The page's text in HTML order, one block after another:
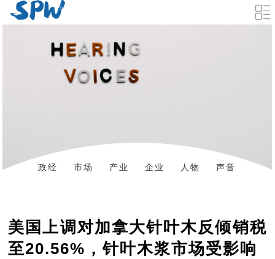
政经 市场 产业 企业 人物
声音
美国上调对加拿大针叶木反倾销税
至20.56%，针叶木浆市场受影响